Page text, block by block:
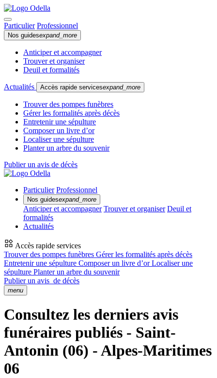
Particulier Professionnel
Nos guidesexpand_more
Anticiper et accompagner
Trouver et organiser
Deuil et formalités
Actualités Accès rapide servicesexpand_more
Trouver des pompes funèbres
Gérer les formalités après décès
Entretenir une sépulture
Composer un livre d’or
Localiser une sépulture
Planter un arbre du souvenir
Publier un avis de décès
Particulier Professionnel
Nos guidesexpand_more
Anticiper et accompagner Trouver et organiser Deuil et
formalités
Actualités
Accès rapide services
Trouver des pompes funèbres Gérer les formalités après décès
Entretenir une sépulture Composer un livre d’orLocaliser une
sépulture Planter un arbre du souvenir
Publier un avis de décès
menu
Consultez les derniers avis
funéraires publiés - Saint-
Antonin (06) - Alpes-Maritimes
06